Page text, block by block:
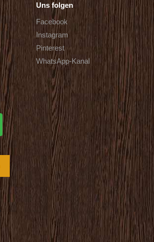
Uns folgen
Facebook
Instagram
Pinterest
WhatsApp-Kanal